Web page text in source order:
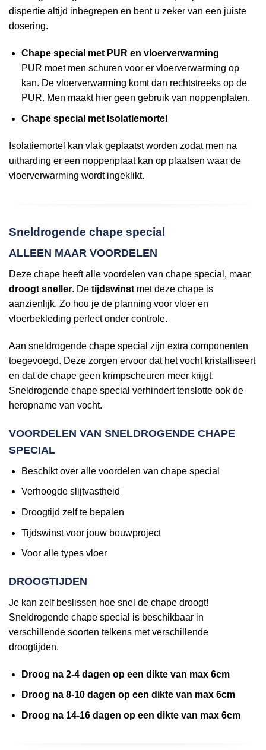
dispertie altijd inbegrepen en bent u zeker van een juiste
dosering.
Chape special met PUR en vloerverwarming
PUR moet men schuren voor er vloerverwarming op
kan. De vloerverwarming komt dan rechtstreeks op de
PUR. Men maakt hier geen gebruik van noppenplaten.
Chape special met Isolatiemortel
Isolatiemortel kan vlak geplaatst worden zodat men na
uitharding er een noppenplaat kan op plaatsen waar de
vloerverwarming wordt ingeklikt.
Sneldrogende chape special
ALLEEN MAAR VOORDELEN
Deze chape heeft alle voordelen van chape special, maar
droogt sneller. De tijdswinst met deze chape is
aanzienlijk. Zo hou je de planning voor vloer en
vloerbekleding perfect onder controle.
Aan sneldrogende chape special zijn extra componenten
toegevoegd. Deze zorgen ervoor dat het vocht kristalliseert
en dat de chape geen krimpscheuren meer krijgt.
Sneldrogende chape special verhindert tenslotte ook de
heropname van vocht.
VOORDELEN VAN SNELDROGENDE CHAPE
SPECIAL
Beschikt over alle voordelen van chape special
Verhoogde slijtvastheid
Droogtijd zelf te bepalen
Tijdswinst voor jouw bouwproject
Voor alle types vloer
DROOGTIJDEN
Je kan zelf beslissen hoe snel de chape droogt!
Sneldrogende chape special is beschikbaar in
verschillende soorten telkens met verschillende
droogtijden.
Droog na 2-4 dagen op een dikte van max 6cm
Droog na 8-10 dagen op een dikte van max 6cm
Droog na 14-16 dagen op een dikte van max 6cm